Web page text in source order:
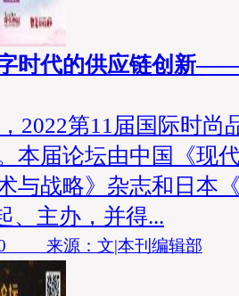
字时代的供应链创新
2022第11届国际时尚
本届论坛由中国《现
与战略》杂志和日本
、主办，并得...
来源：文|本刊编辑部